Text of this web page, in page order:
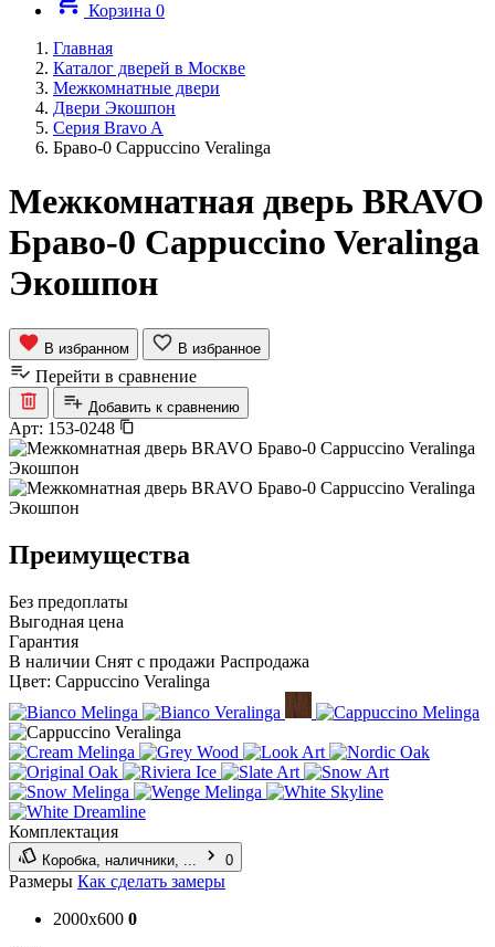
Корзина 0
Главная
Каталог дверей в Москве
Межкомнатные двери
Двери Экошпон
Серия Bravo A
Браво-0 Cappuccino Veralinga
Межкомнатная дверь BRAVO
Браво-0 Cappuccino Veralinga
Экошпон
В избранном В избранное
Перейти в сравнение
Добавить к сравнению
Арт: 153-0248
Преимущества
Без предоплаты
Выгодная цена
Гарантия
В наличии Снят с продажи Распродажа
Цвет: Cappuccino Veralinga
Комплектация
Коробка, наличники, ... 0
Размеры Как сделать замеры
2000x600 0